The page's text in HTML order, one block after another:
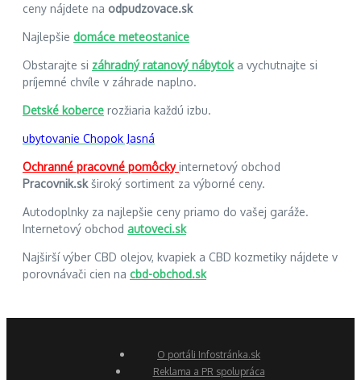
ceny nájdete na odpudzovace.sk
Najlepšie domáce meteostanice
Obstarajte si záhradný ratanový nábytoka vychutnajte si
príjemné chvíle v záhrade naplno.
Detské koberce rozžiaria každú izbu.
ubytovanie Chopok Jasná
Ochranné pracovné pomôckyinternetový obchod
Pracovnik.skširoký sortiment za výborné ceny.
Autodoplnky za najlepšie ceny priamo do vašej garáže.
Internetový obchod autoveci.sk
Najširší výber CBD olejov, kvapiek a CBD kozmetiky nájdete v
porovnávači cien na cbd-obchod.sk
O portáli Infostránka.sk
Reklama a PR spolupráca